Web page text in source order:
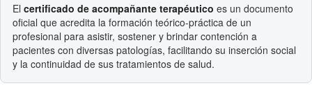
El certificado de acompañante terapéutico es un documento
oficial que acredita la formación teórico-práctica de un
profesional para asistir, sostener y brindar contención a
pacientes con diversas patologías, facilitando su inserción social
y la continuidad de sus tratamientos de salud.